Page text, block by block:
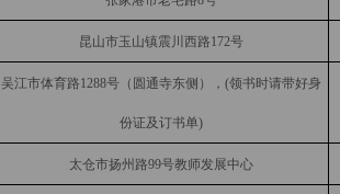
昆山市玉山镇震川西路172号
吴江市体育路1288号（圆通寺东侧），(领书时请带好身
份证及订书单)
太仓市扬州路99号教师发展中心